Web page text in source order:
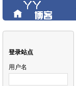
登录站点
用户名